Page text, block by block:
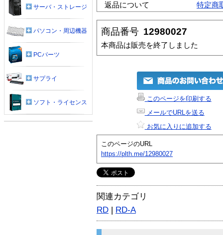
返品について
特定商
商品番号 12980027
本商品は販売を終了しました
このページを印刷する
メールでURLを送る
お気に入りに追加する
このページのURL
https://plth.me/12980027
関連カテゴリ
RD | RD-A
サーバ・ストレージ
パソコン・周辺機器
PCパーツ
サプライ
ソフト・ライセンス